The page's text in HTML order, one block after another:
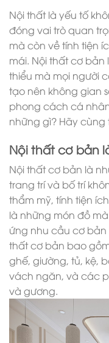
Nội thất là yếu tố
đóng vai trò quan
mà còn về tính tiện
mái. Nội thất cơ bản
thiểu mà mọi người
tạo nên không gian
phong cách cá
những gì? Hãy cùng
Nội thất cơ bản
Nội thất cơ bản là
trang trí và bố trí
thẩm mỹ, tính tiện
là những món đồ
ứng nhu cầu cơ
thất cơ bản bao
ghế, giường, tủ, kệ,
vách ngăn, và các
và gương.